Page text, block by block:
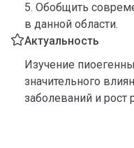
5. Обобщить
в данной области.
Актуальность
Изучение
значительного
заболеваний и рост